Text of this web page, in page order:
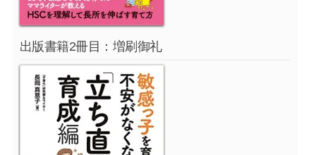
出版書籍2冊目：増刷御礼